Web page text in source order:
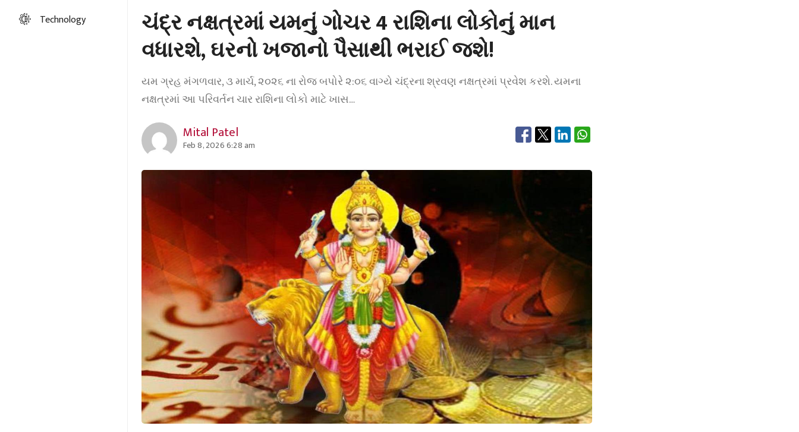
Technology
ચંદ્ર નક્ષત્રમાં યમનું ગોચર 4 રાશિના લોકોનું માન
વધારશે, ઘરનો ખજાનો પૈસાથી ભરાઈ જશે!
યમ ગ્રહ મંગળવાર, ૩ માર્ચ, ૨૦૨૬ ના રોજ બપોરે ૨:૦૬ વાગ્યે ચંદ્રના શ્રવણ નક્ષત્રમાં પ્રવેશ કરશે. યમના
નક્ષત્રમાં આ પરિવર્તન ચાર રાશિના લોકો માટે ખાસ…
Mital Patel
Feb 8, 2026 6:28 am